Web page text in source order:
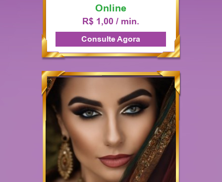
Online
R$ 1,00 / min.
Consulte Agora